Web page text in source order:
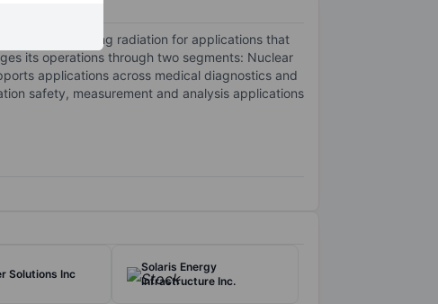
power of ionizing radiation for applications that
its operations through two segments: Nuclear
applications across medical diagnostics and
safety, measurement and analysis applications
Solutions Inc
Solaris Energy
Infrastructure Inc.